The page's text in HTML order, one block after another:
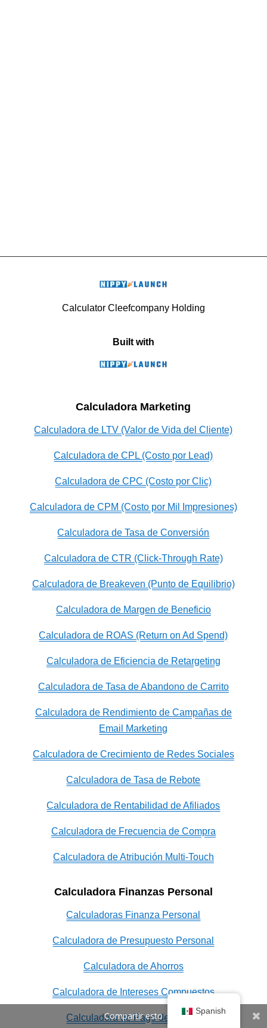
Calculator Cleefcompany Holding
Built with
Calculadora Marketing
Calculadora de LTV (Valor de Vida del Cliente)
Calculadora de CPL (Costo por Lead)
Calculadora de CPC (Costo por Clic)
Calculadora de CPM (Costo por Mil Impresiones)
Calculadora de Tasa de Conversión
Calculadora de CTR (Click-Through Rate)
Calculadora de Breakeven (Punto de Equilibrio)
Calculadora de Margen de Beneficio
Calculadora de ROAS (Return on Ad Spend)
Calculadora de Eficiencia de Retargeting
Calculadora de Tasa de Abandono de Carrito
Calculadora de Rendimiento de Campañas de
Email Marketing
Calculadora de Crecimiento de Redes Sociales
Calculadora de Tasa de Rebote
Calculadora de Rentabilidad de Afiliados
Calculadora de Frecuencia de Compra
Calculadora de Atribución Multi-Touch
Calculadora Finanzas Personal
Calculadoras Finanza Personal
Calculadora de Presupuesto Personal
Calculadora de Ahorros
Calculadora de Intereses Compuestos
Calculadora de Pago de Deuda
Spanish
Compartir esto